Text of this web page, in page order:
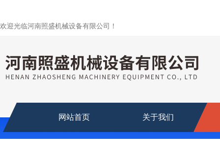
欢迎光临河南照盛机械设备有限公司！
网站首页 关于我们